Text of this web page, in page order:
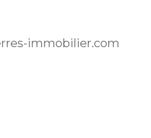
immobilier.com